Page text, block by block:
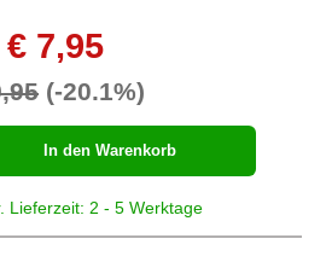
€ 7,95
(-20.1%)
Lieferzeit: 2 - 5 Werktage
In den Warenkorb